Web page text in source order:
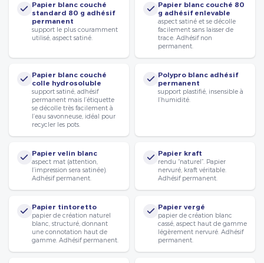
Papier blanc couché
standard 80 g adhésif
permanent
support le plus couramment
utilisé, aspect satiné.
Papier blanc couché 80
g adhésif enlevable
aspect satiné et se décolle
facilement sans laisser de
trace. Adhésif non
permanent.
Papier blanc couché
colle hydrosoluble
support satiné, adhésif
permanent mais l’étiquette
se décolle très facilement à
l’eau savonneuse, idéal pour
recycler les pots.
Polypro blanc adhésif
permanent
support plastifié, insensible à
l’humidité.
Papier velin blanc
aspect mat (attention,
l’impression sera satinée).
Adhésif permanent.
Papier kraft
rendu “naturel”. Papier
nervuré, kraft véritable.
Adhésif permanent.
Papier tintoretto
papier de création naturel
blanc, structuré, donnant
une connotation haut de
gamme. Adhésif permanent.
Papier vergé
papier de création blanc
cassé, aspect haut de gamme
légèrement nervuré. Adhésif
permanent.